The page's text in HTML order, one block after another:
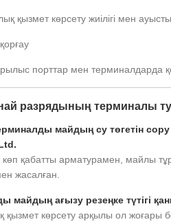
қызмет көрсету жиілігі мен
порттар мен терминалдарда
разрядының терминалы
майдың су төгетін
көп қабатты арматурамен, майлы
жасалған.
майдың ағызу резеңке түтігі
қызмет көрсету арқылы ол